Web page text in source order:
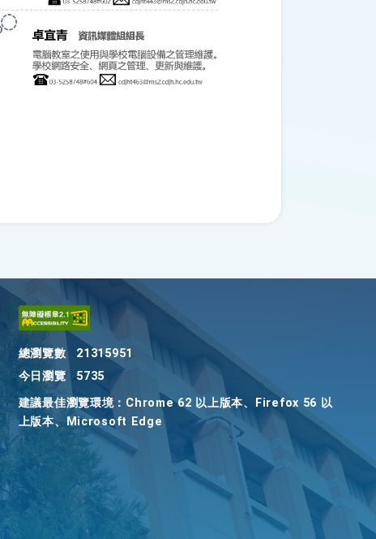
總瀏覽數
21315951
今日瀏覽
5735
建議最佳瀏覽環境：Chrome 62 以上版本、Firefox 56 以
上版本、Microsoft Edge